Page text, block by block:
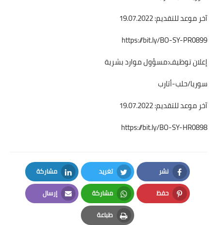
آخر موعد للتقديم: 19.07.2022
https://bit.ly/BO-SY-PR0899
إعلان توظيف:مسؤول موارد بشرية
سوريا/حلب-أتارب
آخر موعد للتقديم: 19.07.2022
https://bit.ly/BO-SY-HR0898
نشر
Facebook
تغريد
Twitter
مشاركة
LinkedIn
حفظ
Pinterest
مشاركة
Whatsapp
إرسال
Email
طباعة